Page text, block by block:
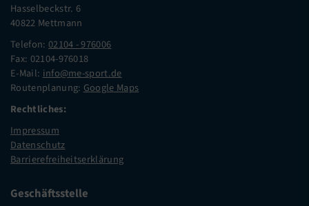
Hasselbeckstr. 6
40822 Mettmann
Telefon: 02104 - 976006
Fax: 02104-976018
E-Mail: info@me-sport.de
Routenplanung: Google Maps
Rechtliches:
Impressum
Datenschutz
Barrierefreiheitserklärung
Geschäftsstelle